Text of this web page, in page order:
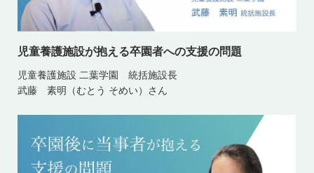
児童養護施設が抱える卒園者への支援の問題
児童養護施設 二葉学園 統括施設長
武藤 素明（むとう そめい）さん